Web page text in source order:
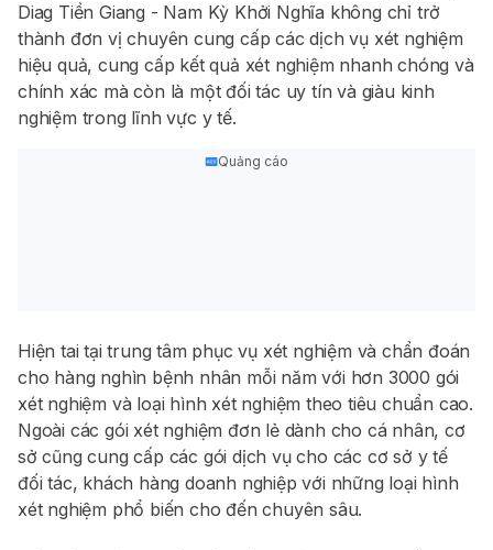
Diag Tiền Giang - Nam Kỳ Khởi Nghĩa không chỉ trở
thành đơn vị chuyên cung cấp các dịch vụ xét nghiệm
hiệu quả, cung cấp kết quả xét nghiệm nhanh chóng và
chính xác mà còn là một đối tác uy tín và giàu kinh
nghiệm trong lĩnh vực y tế.
Quảng cáo
Hiện tai tại trung tâm phục vụ xét nghiệm và chẩn đoán
cho hàng nghìn bệnh nhân mỗi năm với hơn 3000 gói
xét nghiệm và loại hình xét nghiệm theo tiêu chuẩn cao.
Ngoài các gói xét nghiệm đơn lẻ dành cho cá nhân, cơ
sở cũng cung cấp các gói dịch vụ cho các cơ sở y tế
đối tác, khách hàng doanh nghiệp với những loại hình
xét nghiệm phổ biến cho đến chuyên sâu.